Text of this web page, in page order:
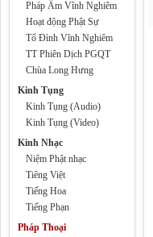
Pháp Âm Vĩnh Nghiêm
Hoạt động Phật Sự
Tổ Đình Vĩnh Nghiêm
TT Phiên Dịch PGQT
Chùa Long Hưng
Kinh Tụng
Kinh Tụng (Audio)
Kinh Tụng (Video)
Kinh Nhạc
Niệm Phật nhạc
Tiêng Việt
Tiếng Hoa
Tiếng Phạn
Pháp Thoại